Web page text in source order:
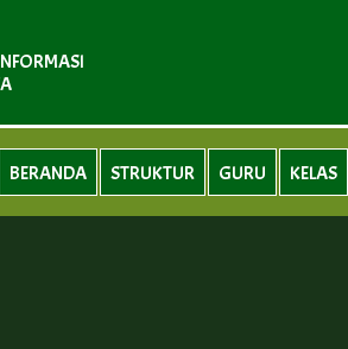
BERANDA STRUKTUR GURU KELAS